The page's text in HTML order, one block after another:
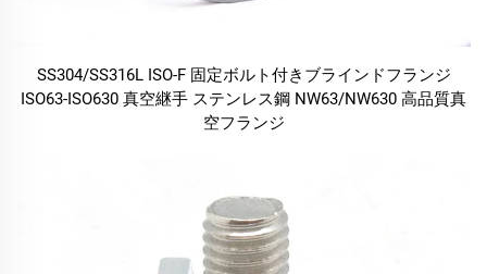
SS304/SS316L ISO-F 固定ボルト付きブラインドフランジ
ISO63-ISO630 真空継手 ステンレス鋼 NW63/NW630 高品質真
空フランジ